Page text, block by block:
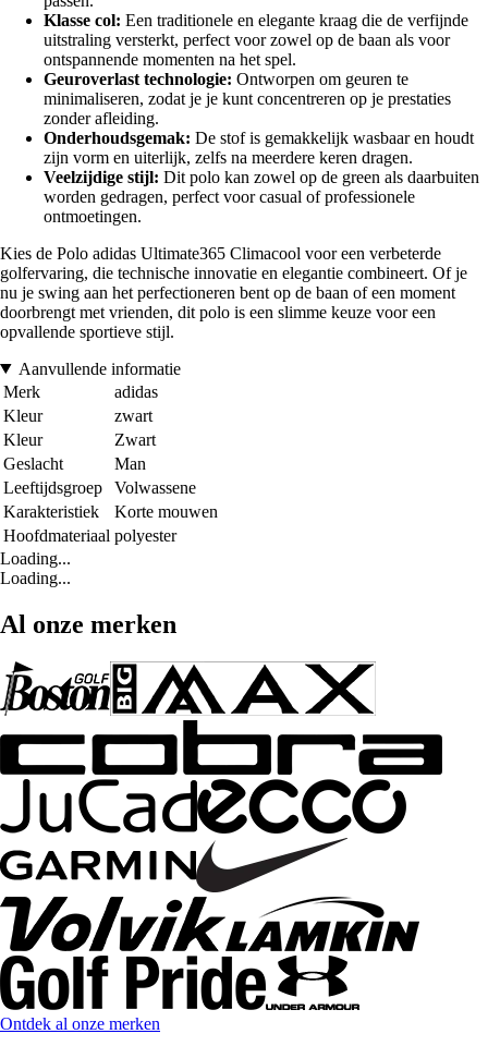
Klasse col: Een traditionele en elegante kraag die de verfijnde
uitstraling versterkt, perfect voor zowel op de baan als voor
ontspannende momenten na het spel.
Geuroverlast technologie: Ontworpen om geuren te
minimaliseren, zodat je je kunt concentreren op je prestaties
zonder afleiding.
Onderhoudsgemak: De stof is gemakkelijk wasbaar en houdt
zijn vorm en uiterlijk, zelfs na meerdere keren dragen.
Veelzijdige stijl: Dit polo kan zowel op de green als daarbuiten
worden gedragen, perfect voor casual of professionele
ontmoetingen.
Kies de Polo adidas Ultimate365 Climacool voor een verbeterde
golfervaring, die technische innovatie en elegantie combineert. Of je
nu je swing aan het perfectioneren bent op de baan of een moment
doorbrengt met vrienden, dit polo is een slimme keuze voor een
opvallende sportieve stijl.
Aanvullende informatie
Merk
adidas
Kleur
zwart
Kleur
Zwart
Geslacht
Man
Leeftijdsgroep
Volwassene
Karakteristiek
Korte mouwen
Hoofdmateriaal polyester
Loading...
Loading...
Al onze merken
Ontdek al onze merken